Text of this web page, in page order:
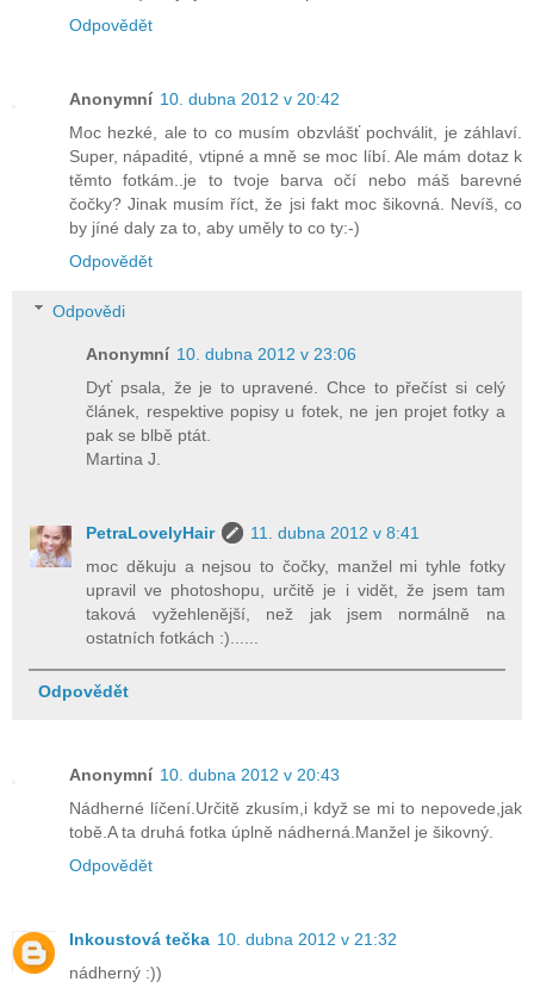
Odpovědět
Anonymní 10. dubna 2012 v 20:42
Moc hezké, ale to co musím obzvlášť pochválit, je záhlaví.
Super, nápadité, vtipné a mně se moc líbí. Ale mám dotaz k
těmto fotkám..je to tvoje barva očí nebo máš barevné
čočky? Jinak musím říct, že jsi fakt moc šikovná. Nevíš, co
by jíné daly za to, aby uměly to co ty:-)
Odpovědět
Odpovědi
Anonymní 10. dubna 2012 v 23:06
Dyť psala, že je to upravené. Chce to přečíst si celý
článek, respektive popisy u fotek, ne jen projet fotky a
pak se blbě ptát.
Martina J.
PetraLovelyHair
11. dubna 2012 v 8:41
moc děkuju a nejsou to čočky, manžel mi tyhle fotky
upravil ve photoshopu, určitě je i vidět, že jsem tam
taková vyžehlenější, než jak jsem normálně na
ostatních fotkách :)......
Odpovědět
Anonymní 10. dubna 2012 v 20:43
Nádherné líčení.Určitě zkusím,i když se mi to nepovede,jak
tobě.A ta druhá fotka úplně nádherná.Manžel je šikovný.
Odpovědět
Inkoustová tečka 10. dubna 2012 v 21:32
nádherný :))